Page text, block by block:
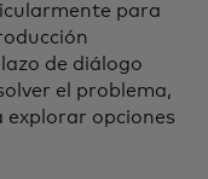
para
de diálogo
el problema,
explorar opciones